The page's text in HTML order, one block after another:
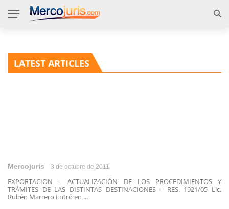
LATEST ARTICLES
Mercojuris 3 de octubre de 2011
EXPORTACION – ACTUALIZACIÓN DE LOS PROCEDIMIENTOS Y
TRÁMITES DE LAS DISTINTAS DESTINACIONES – RES. 1921/05 Lic.
Rubén Marrero Entró en ...